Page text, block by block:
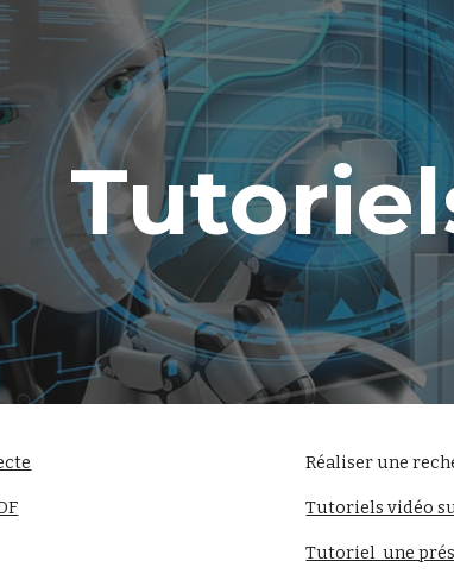
Skip to navigation
Réaliser une
Tutoriels vidéo
Tutoriel  une